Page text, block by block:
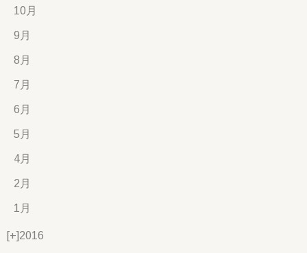
10月
9月
8月
7月
6月
5月
4月
2月
1月
[+]2016